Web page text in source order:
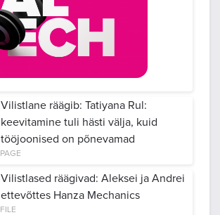
Vilistlane räägib: Tatiyana Rul:
keevitamine tuli hästi välja, kuid
tööjoonised on põnevamad
PAGE
Vilistlased räägivad: Aleksei ja Andrei
ettevõttes Hanza Mechanics
FILE